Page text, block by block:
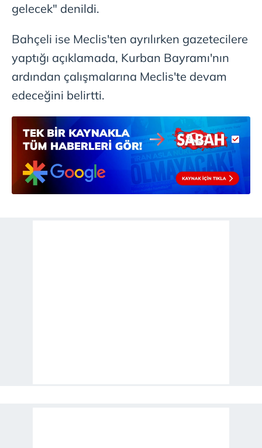
gelecek" denildi.
Bahçeli ise Meclis'ten ayrılırken gazetecilere
yaptığı açıklamada, Kurban Bayramı'nın
ardından çalışmalarına Meclis'te devam
edeceğini belirtti.